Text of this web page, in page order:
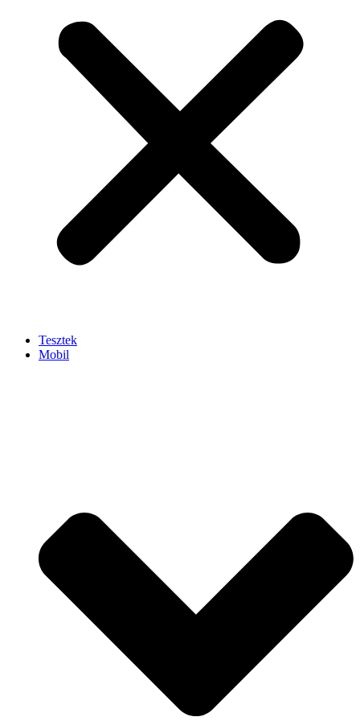
Tesztek
Mobil